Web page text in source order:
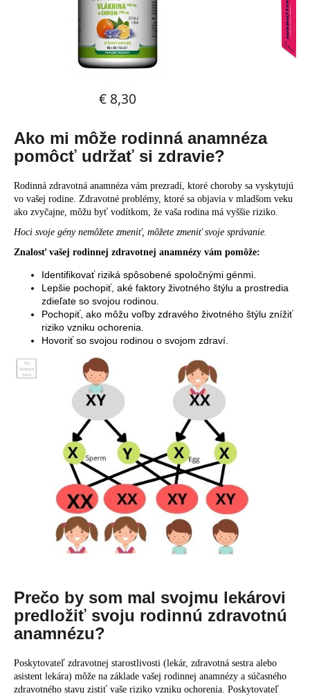
Ako mi môže rodinná anamnéza
pomôcť udržať si zdravie?
Rodinná zdravotná anamnéza vám prezradí, ktoré choroby sa vyskytujú
vo vašej rodine. Zdravotné problémy, ktoré sa objavia v mladšom veku
ako zvyčajne, môžu byť vodítkom, že vaša rodina má vyššie riziko.
Hoci svoje gény nemôžete zmeniť, môžete zmeniť svoje správanie.
Znalosť vašej rodinnej zdravotnej anamnézy vám pomôže:
Identifikovať riziká spôsobené spoločnými génmi.
Lepšie pochopiť, aké faktory životného štýlu a prostredia
zdieľate so svojou rodinou.
Pochopiť, ako môžu voľby zdravého životného štýlu znížiť
riziko vzniku ochorenia.
Hovoriť so svojou rodinou o svojom zdraví.
Prečo by som mal svojmu lekárovi
predložiť svoju rodinnú zdravotnú
anamnézu?
Poskytovateľ zdravotnej starostlivosti (lekár, zdravotná sestra alebo
asistent lekára) môže na základe vašej rodinnej anamnézy a súčasného
zdravotného stavu zistiť vaše riziko vzniku ochorenia. Poskytovateľ